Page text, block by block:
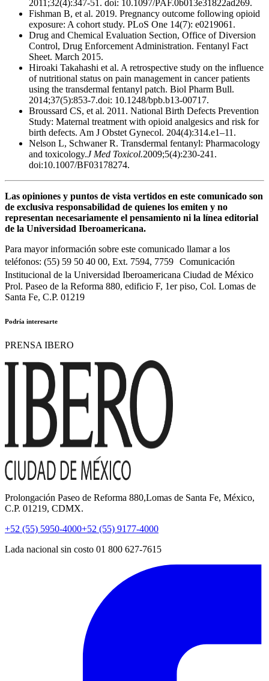
2011;32(4):347-51. doi: 10.1097/PAF.0b013e31822ad269.
Fishman B, et al. 2019. Pregnancy outcome following opioid
exposure: A cohort study. PLoS One 14(7): e0219061.
Drug and Chemical Evaluation Section, Office of Diversion
Control, Drug Enforcement Administration. Fentanyl Fact
Sheet. March 2015.
Hiroaki Takahashi et al. A retrospective study on the influence
of nutritional status on pain management in cancer patients
using the transdermal fentanyl patch. Biol Pharm Bull.
2014;37(5):853-7.doi: 10.1248/bpb.b13-00717.
Broussard CS, et al. 2011. National Birth Defects Prevention
Study: Maternal treatment with opioid analgesics and risk for
birth defects. Am J Obstet Gynecol. 204(4):314.e1–11.
Nelson L, Schwaner R. Transdermal fentanyl: Pharmacology
and toxicology.J Med Toxicol.2009;5(4):230-241.
doi:10.1007/BF03178274.
Las opiniones y puntos de vista vertidos en este comunicado son
de exclusiva responsabilidad de quienes los emiten y no
representan necesariamente el pensamiento ni la línea editorial
de la Universidad Iberoamericana.
Para mayor información sobre este comunicado llamar a los
teléfonos: (55) 59 50 40 00, Ext. 7594, 7759 Comunicación
Institucional de la Universidad Iberoamericana Ciudad de México
Prol. Paseo de la Reforma 880, edificio F, 1er piso, Col. Lomas de
Santa Fe, C.P. 01219
Podría interesarte
PRENSA IBERO
Prolongación Paseo de Reforma 880,Lomas de Santa Fe, México,
C.P. 01219, CDMX.
+52 (55) 5950-4000+52 (55) 9177-4000
Lada nacional sin costo 01 800 627-7615